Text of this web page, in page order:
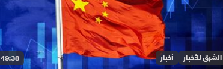
49:38 الشرق للأخبار أخبار